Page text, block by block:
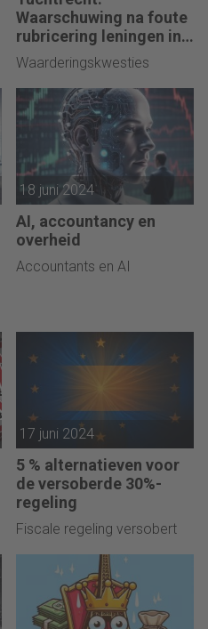
Waarschuwing na foute
rubricering leningen in
jaarrekening
Waarderingskwesties
18 juni 2024
AI, accountancy en
overheid
Accountants en AI
17 juni 2024
5 % alternatieven voor
de versoberde 30%-
regeling
Fiscale regeling versobert